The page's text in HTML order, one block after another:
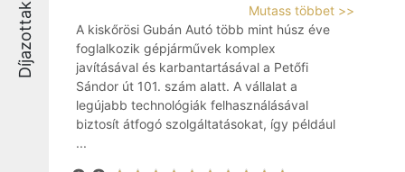
Díjazottak
Mutass többet >>
A kiskőrösi Gubán Autó több mint húsz éve
foglalkozik gépjárművek komplex
javításával és karbantartásával a Petőfi
Sándor út 101. szám alatt. A vállalat a
legújabb technológiák felhasználásával
biztosít átfogó szolgáltatásokat, így például
...